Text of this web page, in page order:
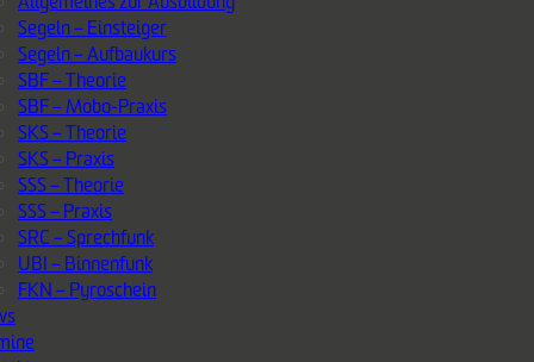
Segeln – Einsteiger
Segeln – Aufbaukurs
SBF – Theorie
SBF – Mobo-Praxis
SKS – Theorie
SKS – Praxis
SSS – Theorie
SSS – Praxis
SRC – Sprechfunk
UBI – Binnenfunk
FKN – Pyroschein